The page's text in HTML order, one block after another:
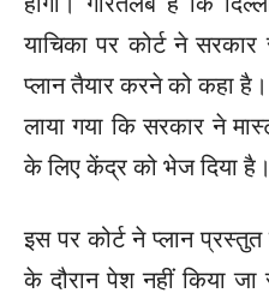
याचिका पर कोर्ट ने
प्लान तैयार करने को कहा
लाया गया कि सरकार ने
के लिए केंद्र को भेज दिया है।
इस पर कोर्ट ने प्लान
के दौरान पेश नहीं किया जा